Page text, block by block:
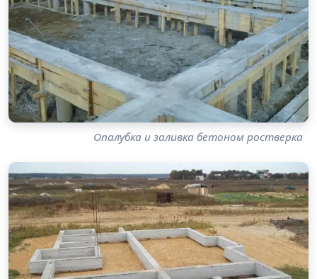
Опалубка и заливка бетоном ростверка